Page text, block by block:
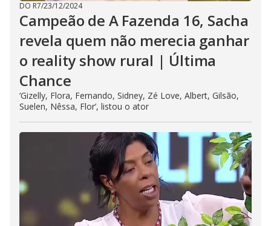
DO R7/23/12/2024
Campeão de A Fazenda 16, Sacha
revela quem não merecia ganhar
o reality show rural | Última
Chance
‘Gizelly, Flora, Fernando, Sidney, Zé Love, Albert, Gilsão,
Suelen, Nêssa, Flor’, listou o ator